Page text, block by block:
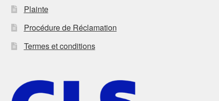
Plainte
Procédure de Réclamation
Termes et conditions